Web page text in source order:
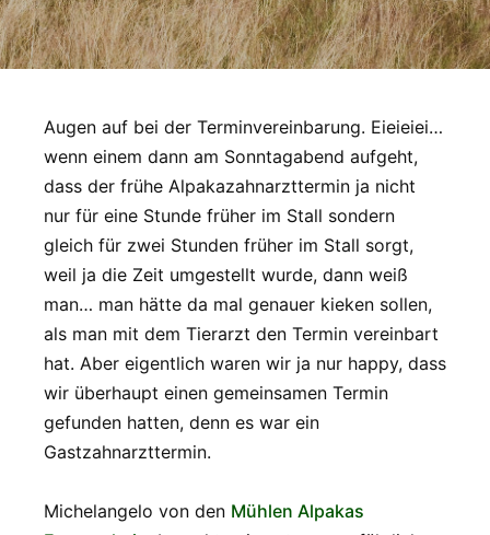
Augen auf bei der Terminvereinbarung. Eieieiei…
wenn einem dann am Sonntagabend aufgeht,
dass der frühe Alpakazahnarzttermin ja nicht
nur für eine Stunde früher im Stall sondern
gleich für zwei Stunden früher im Stall sorgt,
weil ja die Zeit umgestellt wurde, dann weiß
man… man hätte da mal genauer kieken sollen,
als man mit dem Tierarzt den Termin vereinbart
hat. Aber eigentlich waren wir ja nur happy, dass
wir überhaupt einen gemeinsamen Termin
gefunden hatten, denn es war ein
Gastzahnarzttermin.
Michelangelo von den Mühlen Alpakas